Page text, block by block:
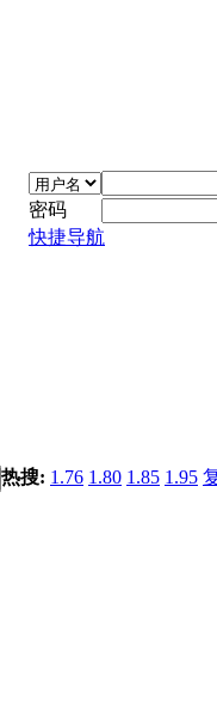
密码
快捷导航
热搜: 1.76 1.80 1.85 1.95